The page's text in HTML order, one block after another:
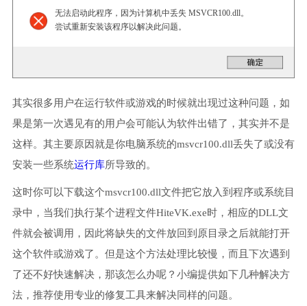
无法启动此程序，因为计算机中丢失 MSVCR100.dll。
尝试重新安装该程序以解决此问题。
其实很多用户在运行软件或游戏的时候就出现过这种问题，如
果是第一次遇见有的用户会可能认为软件出错了，其实并不是
这样。其主要原因就是你电脑系统的msvcr100.dll丢失了或没有
安装一些系统运行库所导致的。
这时你可以下载这个msvcr100.dll文件把它放入到程序或系统目
录中，当我们执行某个进程文件HiteVK.exe时，相应的DLL文
件就会被调用，因此将缺失的文件放回到原目录之后就能打开
这个软件或游戏了。但是这个方法处理比较慢，而且下次遇到
了还不好快速解决，那该怎么办呢？小编提供如下几种解决方
法，推荐使用专业的修复工具来解决同样的问题。